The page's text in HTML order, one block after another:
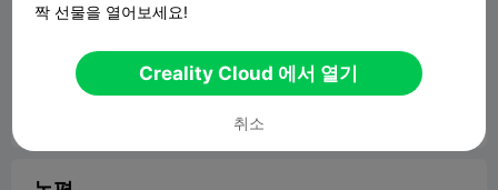
10.05MB 관련 3D 모델
3
짝 선물을 열어보세요!
Creality Cloud 에서 열기
취소